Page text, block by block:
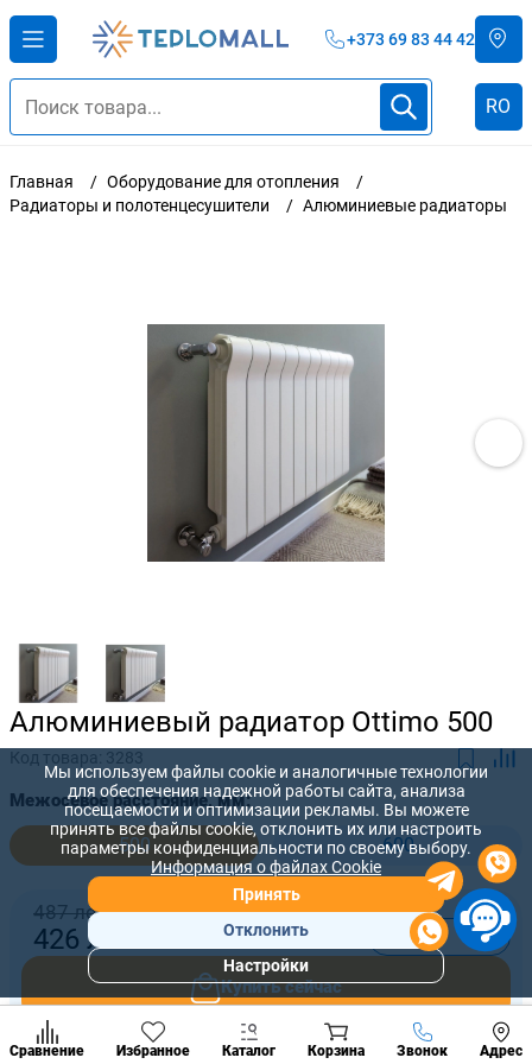
+373 69 83 44 42
RO
Главная
Оборудование для отопления
Радиаторы и полотенцесушители
Алюминиевые радиаторы
Алюминиевый радиатор Ottimo 500
Код товара: 3283
Межосевое расстояние, мм:
500 600
487 лей
426 лей +
Купить сейчас
Добавить в корзину
Сравнение Избранное Каталог Корзина Звонок Адрес
Позвонить
разделы
Мы используем файлы cookie и аналогичные технологии
для обеспечения надежной работы сайта, анализа
посещаемости и оптимизации рекламы. Вы можете
принять все файлы cookie, отклонить их или настроить
параметры конфиденциальности по своему выбору.
Информация о файлах Cookie
Принять
Отклонить
Настройки